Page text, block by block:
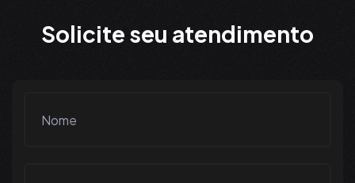
Solicite seu atendimento